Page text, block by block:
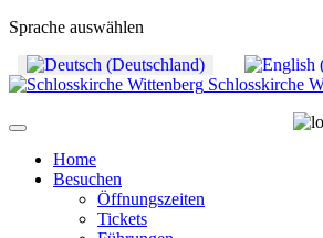
Sprache auswählen
Schlosskirche
Home
Besuchen
Öffnungszeiten
Tickets